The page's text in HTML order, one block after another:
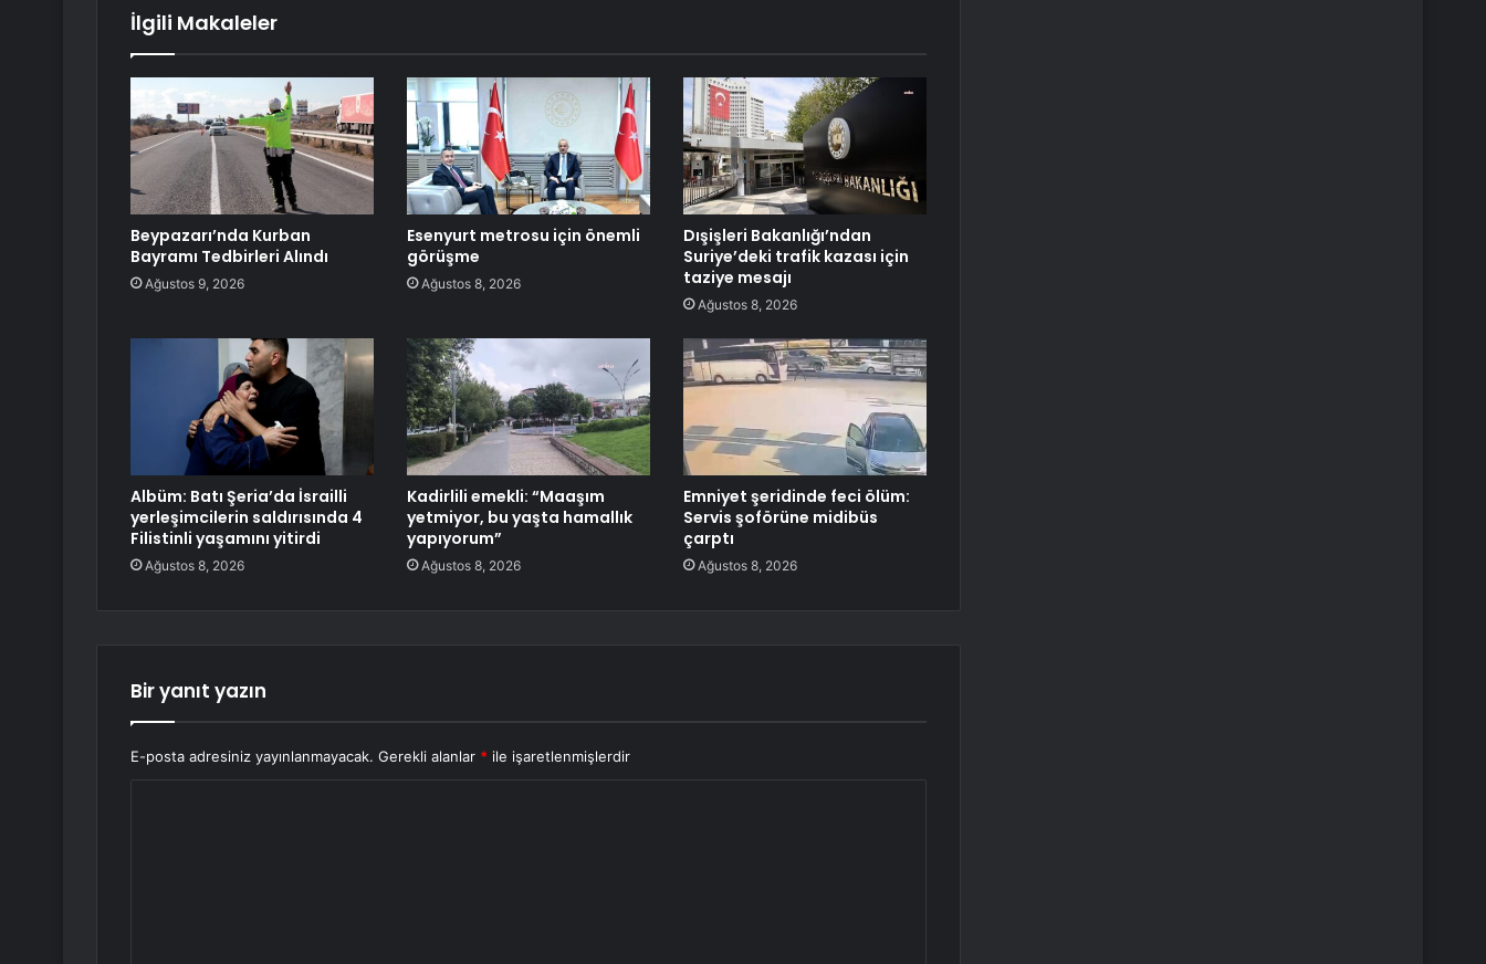
İlgili Makaleler
Beypazarı’nda Kurban
Bayramı Tedbirleri Alındı
Ağustos 9, 2026
Esenyurt metrosu için önemli
görüşme
Ağustos 8, 2026
Dışişleri Bakanlığı’ndan
Suriye’deki trafik kazası için
taziye mesajı
Ağustos 8, 2026
Albüm: Batı Şeria’da İsrailli
yerleşimcilerin saldırısında 4
Filistinli yaşamını yitirdi
Ağustos 8, 2026
Kadirlili emekli: “Maaşım
yetmiyor, bu yaşta hamallık
yapıyorum”
Ağustos 8, 2026
Emniyet şeridinde feci ölüm:
Servis şoförüne midibüs
çarptı
Ağustos 8, 2026
Bir yanıt yazın
E-posta adresiniz yayınlanmayacak. Gerekli alanlar * ile işaretlenmişlerdir